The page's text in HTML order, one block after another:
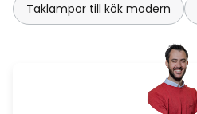
Taklampor till kök modern